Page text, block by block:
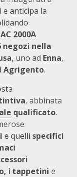
e anticipa la
2000A
negozi nella
, uno ad Enna,
Agrigento.
, abbinata
qualificato.
e quelli specifici
i tappetini e